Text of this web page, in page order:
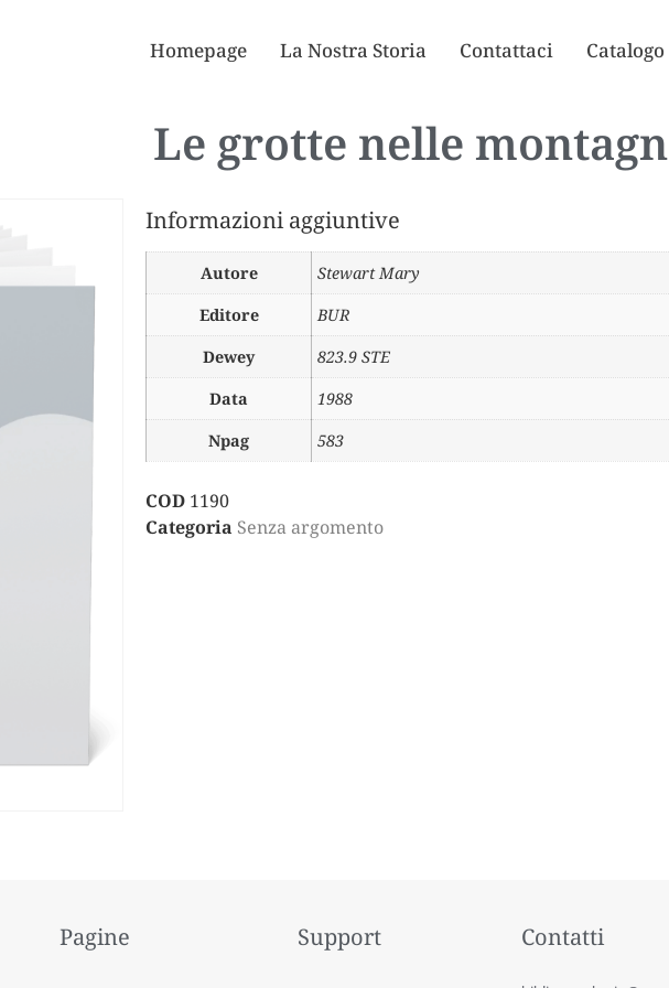
Homepage La Nostra Storia Contattaci Catalogo
Le grotte nelle
Informazioni aggiuntive
Autore
Stewart Mary
Editore
BUR
Dewey
823.9 STE
Data
1988
Npag
583
COD 1190
Categoria Senza argomento
Pagine Support Contatti